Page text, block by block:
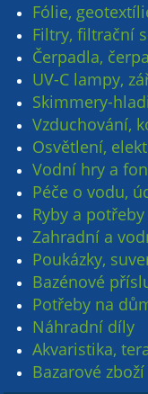
Fólie,
Filtry, filtrační
Čerpadla,
UV-C lampy,
Skimmery-
Vzduchování,
Osvětlení,
Vodní hry a
Péče o vodu,
Ryby a
Zahradní a
Poukázky,
Bazénové
Potřeby na
Náhradní díly
Akvaristika,
Bazarové zboží